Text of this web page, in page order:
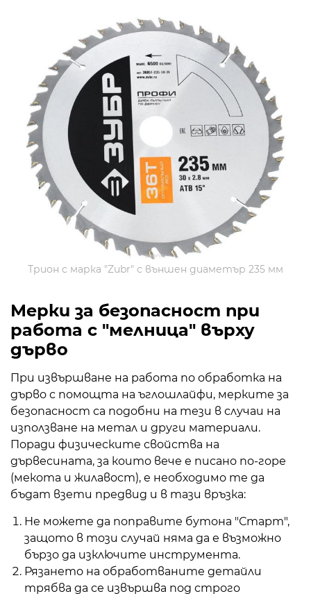
Трион с марка "Zubr" с външен диаметър 235 мм
Мерки за безопасност при
работа с "мелница" върху
дърво
При извършване на работа по обработка на
дърво с помощта на ъглошлайфи, мерките за
безопасност са подобни на тези в случаи на
използване на метал и други материали.
Поради физическите свойства на
дървесината, за които вече е писано по-горе
(мекота и жилавост), е необходимо те да
бъдат взети предвид и в тази връзка:
Не можете да поправите бутона "Старт",
защото в този случай няма да е възможно
бързо да изключите инструмента.
Рязането на обработваните детайли
трябва да се извършва под строго